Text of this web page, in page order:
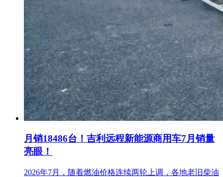
月销18486台！吉利远程新能源商用车7月销量
亮眼！
2026年7月，随着燃油价格连续两轮上调，各地老旧柴油